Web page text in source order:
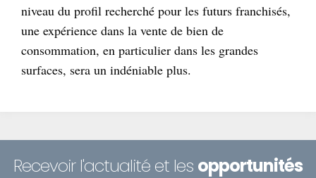
niveau du profil recherché pour les futurs franchisés,
une expérience dans la vente de bien de
consommation, en particulier dans les grandes
surfaces, sera un indéniable plus.
Recevoir l'actualité et les opportunités